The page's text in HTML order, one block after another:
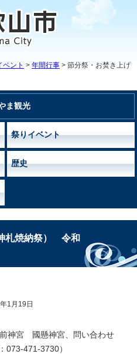
ベント > 年間行事 > 節分祭・お焚き上げ
ま観光
祭りイベント
歴史
札焼納祭） 令和
1月19日
神宮 國懸神宮、問い合わせ
471-3730）